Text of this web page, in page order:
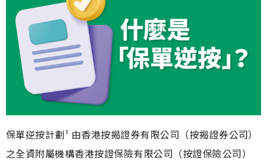
保單逆按計劃¹ 由香港按揭證券有限公司（按揭證券公司）
之全資附屬機構香港按證保險有限公司（按證保險公司）